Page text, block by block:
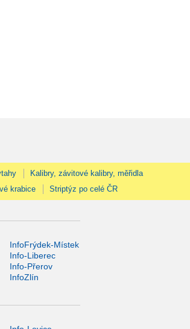
Kalibry, závitové kalibry, měřidla
krabice Striptýz po celé ČR
InfoFrýdek-Místek
Info-Liberec
Info-Přerov
InfoZlín